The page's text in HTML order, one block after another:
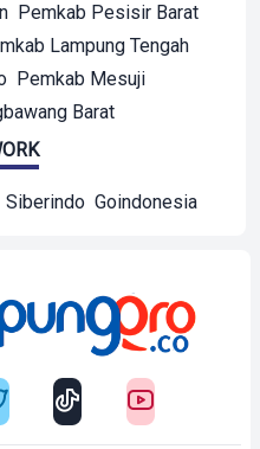
Pemkab Pesisir Barat
Lampung Tengah
Pemkab Mesuji
Barat
Siberindo Goindonesia